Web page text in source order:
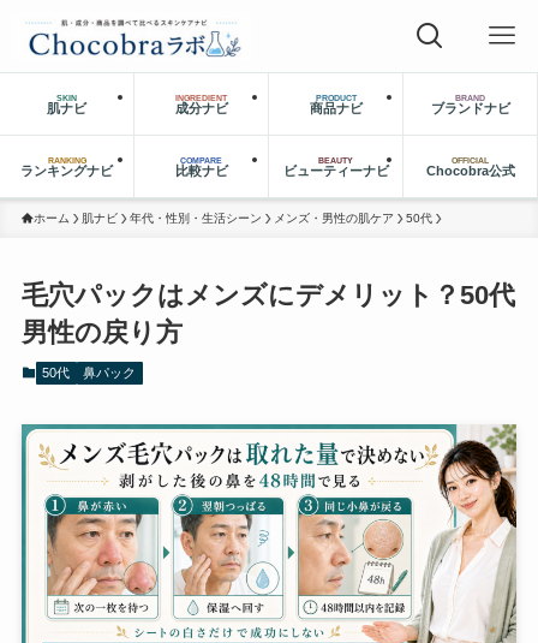
SKIN
肌ナビ
INGREDIENT
成分ナビ
PRODUCT
商品ナビ
BRAND
ブランドナビ
RANKING
ランキングナビ
COMPARE
比較ナビ
BEAUTY
ビューティーナビ
OFFICIAL
Chocobra公式
ホーム 肌ナビ 年代・性別・生活シーン メンズ・男性の肌ケア 50代
毛穴パックはメンズにデメリット？50代
男性の戻り方
50代 鼻パック